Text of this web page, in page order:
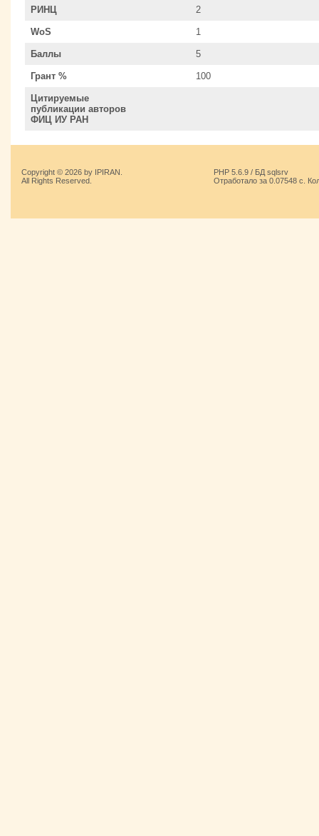
РИНЦ 2
WoS 1
Баллы 5
Грант % 100
Цитируемые
публикации авторов
ФИЦ ИУ РАН
Copyright © 2026 by IPIRAN.
All Rights Reserved.
PHP 5.6.9 / БД sqlsrv
Отработало за 0.07548 с.